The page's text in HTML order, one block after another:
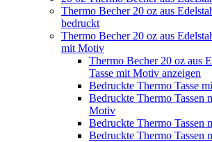
Thermo Becher 20 oz aus
bedruckt
Thermo Becher 20 oz aus
mit Motiv
Thermo Becher 20 oz aus
Tasse mit Motiv anzeigen
Bedruckte Thermo Tasse
Bedruckte Thermo Tassen
Motiv
Bedruckte Thermo Tassen
Bedruckte Thermo Tassen